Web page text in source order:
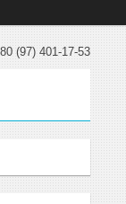
(97) 401-17-53